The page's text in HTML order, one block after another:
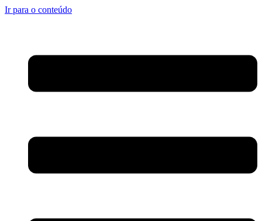
Ir para o conteúdo